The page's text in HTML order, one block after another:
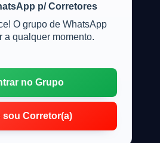
p/ Corretores
O grupo de WhatsApp
a qualquer momento.
no Grupo
sou Corretor(a)